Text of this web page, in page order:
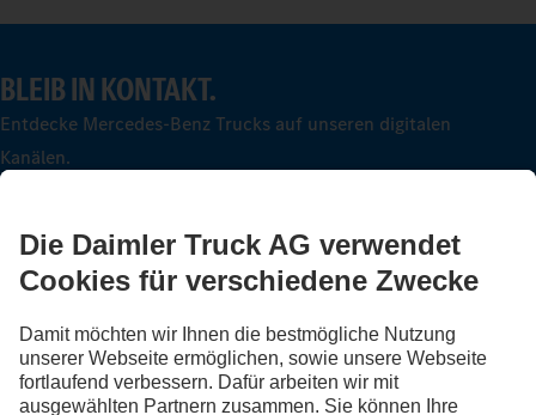
BLEIB IN KONTAKT.
Entdecke Mercedes-Benz Trucks auf unseren digitalen
Kanälen.
FOLLOW THE ROADSTARS.